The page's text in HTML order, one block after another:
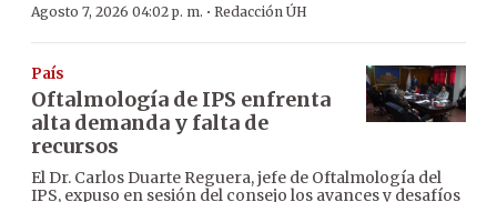
Agosto 7, 2026 04:02 p. m. · Redacción ÚH
País
Oftalmología de IPS enfrenta
alta demanda y falta de
recursos
El Dr. Carlos Duarte Reguera, jefe de Oftalmología del
IPS, expuso en sesión del consejo los avances y desafíos